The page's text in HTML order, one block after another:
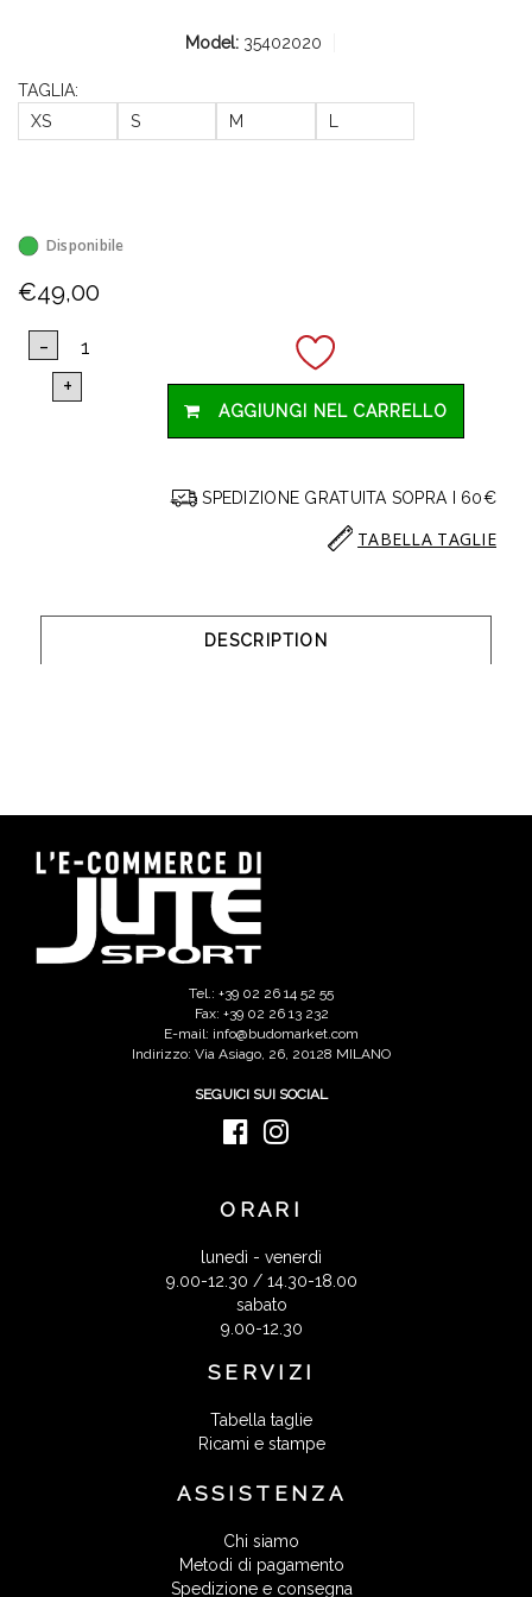
Model: 35402020
TAGLIA:
XS
S M
Disponibile
€49,00
AGGIUNGI NEL CARRELLO
SPEDIZIONE GRATUITA SOPRA I 60€
TABELLA TAGLIE
DESCRIPTION
Tel.: +39 02 26 14 52 55
Fax: +39 02 26 13 232
E-mail: info@budomarket.com
Indirizzo: Via Asiago, 26, 20128 MILANO
SEGUICI SUI SOCIAL
ORARI
lunedì - venerdì
9.00-12.30 / 14.30-18.00
sabato
9.00-12.30
SERVIZI
Tabella taglie
Ricami e stampe
ASSISTENZA
Chi siamo
Metodi di pagamento
Spedizione e consegna